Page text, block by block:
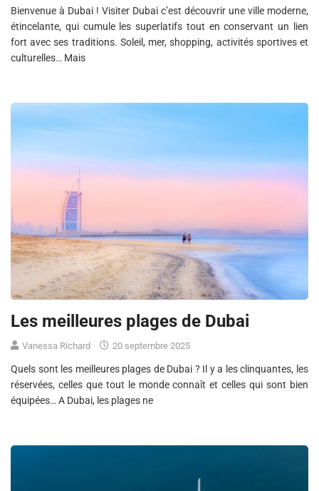
Bienvenue à Dubai ! Visiter Dubai c’est découvrir une ville moderne,
étincelante, qui cumule les superlatifs tout en conservant un lien
fort avec ses traditions. Soleil, mer, shopping, activités sportives et
culturelles… Mais
Les meilleures plages de Dubai
Vanessa Richard 20 septembre 2025
Quels sont les meilleures plages de Dubai ? Il y a les clinquantes, les
réservées, celles que tout le monde connaît et celles qui sont bien
équipées… A Dubai, les plages ne